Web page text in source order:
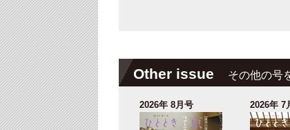
Other issue その他の号
2026年 8月号 2026年 7